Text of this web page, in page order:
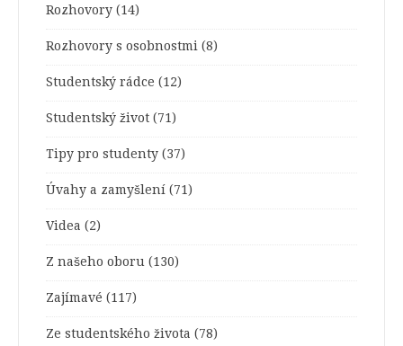
Rozhovory (14)
Rozhovory s osobnostmi (8)
Studentský rádce (12)
Studentský život (71)
Tipy pro studenty (37)
Úvahy a zamyšlení (71)
Videa (2)
Z našeho oboru (130)
Zajímavé (117)
Ze studentského života (78)